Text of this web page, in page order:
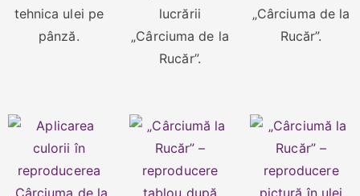
tehnica ulei pe
pânză.
lucrării
„Cârciuma de la
Rucăr”.
„Cârciuma de la
Rucăr”.